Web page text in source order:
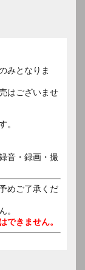
みとなりま
はございませ
。
音・録画・撮
めご了承くだ
。
できません。